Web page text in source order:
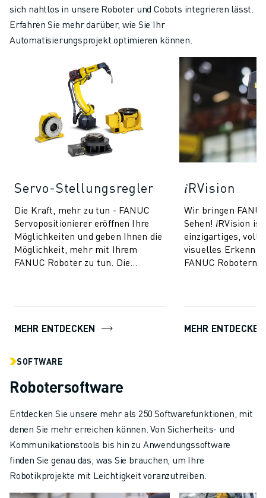
sich nahtlos in unsere Roboter und Cobots integrieren lässt.
Erfahren Sie mehr darüber, wie Sie Ihr
Automatisierungsprojekt optimieren können.
Servo-Stellungsregler
Die Kraft, mehr zu tun - FANUC
Servopositionierer eröffnen Ihre
Möglichkeiten und geben Ihnen die
Möglichkeit, mehr mit Ihrem
FANUC Roboter zu tun. Die
MEHR ENTDECKEN
𝑖RVision
Wir bringen
Sehen! 𝑖RVision
einzigartiges, voll
visuelles
FANUC Robotern
MEHR ENTDECKEN
SOFTWARE
Robotersoftware
Entdecken Sie unsere mehr als 250 Softwarefunktionen, mit
denen Sie mehr erreichen können. Von Sicherheits- und
Kommunikationstools bis hin zu Anwendungssoftware
finden Sie genau das, was Sie brauchen, um Ihre
Robotikprojekte mit Leichtigkeit voranzutreiben.